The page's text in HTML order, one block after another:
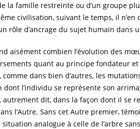
la famille restreinte ou d’un groupe
civilisation, suivant le temps, il
rôle d’ancrage du sujet humain dans
aisément combien l’évolution des
quant au principe fondateur
dans bien d’autres, les
l’individu se représente son
dit, dans la façon dont il se
l’Autre. Sans cet Autre premier,
analogue à celle de l’arbre